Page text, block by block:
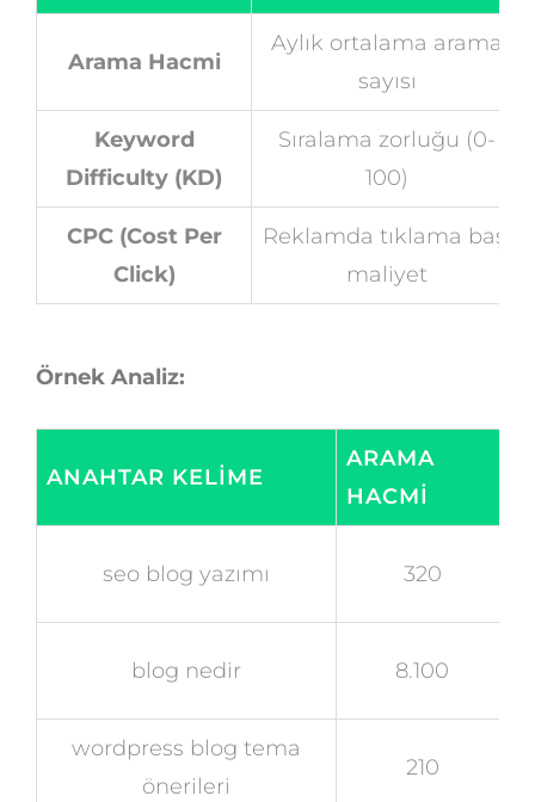
Arama Hacmi
Aylık ortalama arama
sayısı
Keyword
Difficulty (KD)
Sıralama zorluğu (0-
100)
CPC (Cost Per
Click)
Reklamda tıklama başı
maliyet
Örnek Analiz:
ANAHTAR KELIME
ARAMA
HACMI
seo blog yazımı 320
blog nedir 8.100
wordpress blog tema
önerileri
210